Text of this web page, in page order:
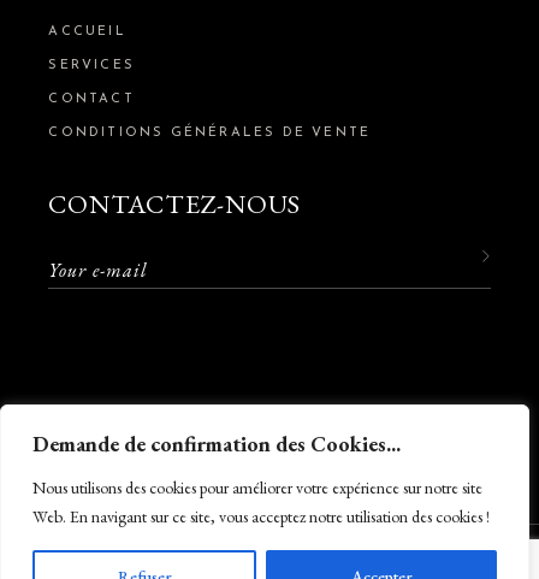
Demande de confirmation des Cookies...
Nous utilisons des cookies pour améliorer votre expérience sur notre site
Web. En navigant sur ce site, vous acceptez notre utilisation des cookies !
ACCUEIL
SERVICES
CONTACT
CONDITIONS GÉNÉRALES DE VENTE
CONTACTEZ-NOUS
© 2022O’Dreams, Tous droits réservés. Création par